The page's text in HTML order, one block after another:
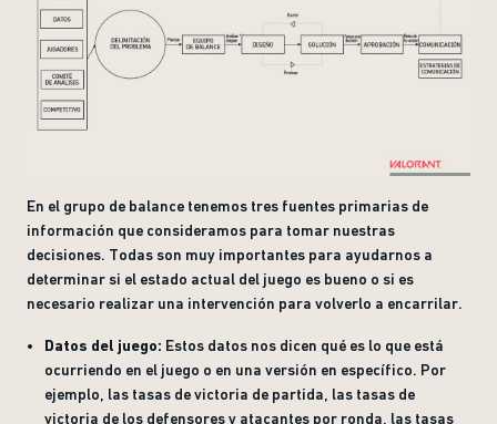
En el grupo de balance tenemos tres fuentes primarias de
información que consideramos para tomar nuestras
decisiones. Todas son muy importantes para ayudarnos a
determinar si el estado actual del juego es bueno o si es
necesario realizar una intervención para volverlo a encarrilar.
Datos del juego: Estos datos nos dicen qué es lo que está
ocurriendo en el juego o en una versión en específico. Por
ejemplo, las tasas de victoria de partida, las tasas de
victoria de los defensores y atacantes por ronda, las tasas